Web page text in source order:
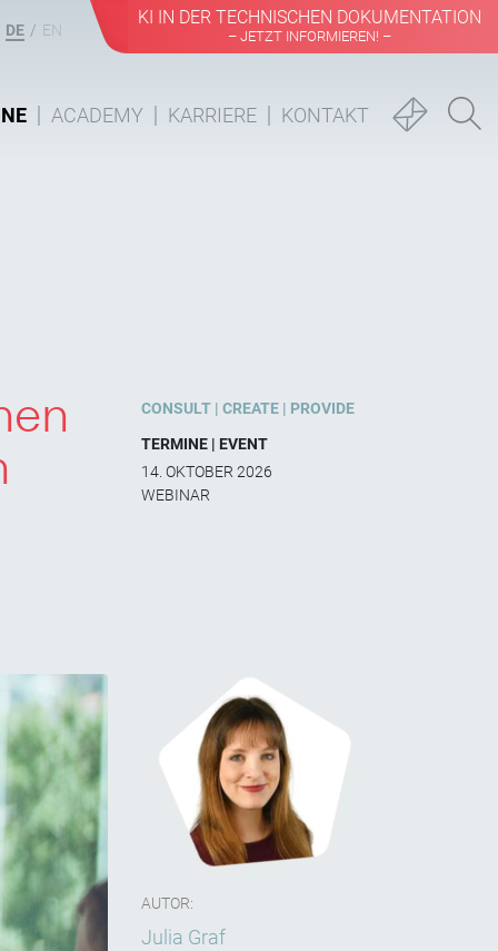
DE EN
KI IN DER TECHNISCHEN DOKUMENTATION
– JETZT INFORMIEREN! –
ACADEMY KARRIERE KONTAKT
CONSULT CREATE
PROVIDE
TERMINE | EVENT
14. OKTOBER 2026
WEBINAR
AUTOR:
Julia Graf